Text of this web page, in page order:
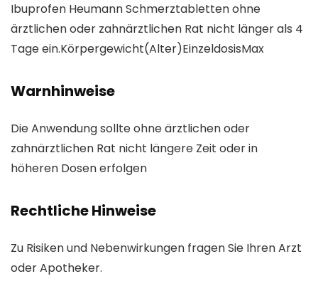
Ibuprofen Heumann Schmerztabletten ohne
ärztlichen oder zahnärztlichen Rat nicht länger als 4
Tage ein.Körpergewicht(Alter)EinzeldosisMax
Warnhinweise
Die Anwendung sollte ohne ärztlichen oder
zahnärztlichen Rat nicht längere Zeit oder in
höheren Dosen erfolgen
Rechtliche Hinweise
Zu Risiken und Nebenwirkungen fragen Sie Ihren Arzt
oder Apotheker.